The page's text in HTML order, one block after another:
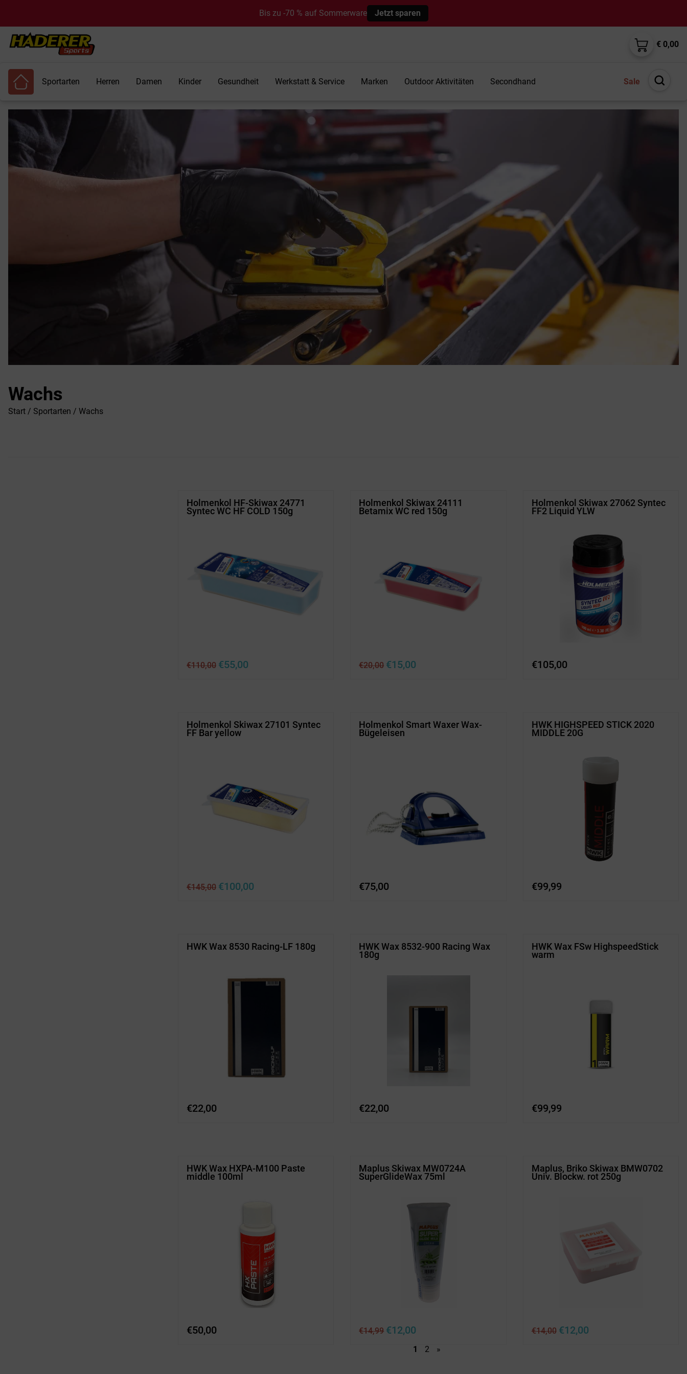
Bis zu -70 % auf Sommerware Jetzt sparen
€ 0,00
Sportarten Herren Damen Kinder Gesundheit Werkstatt & Service Marken Outdoor Aktivitäten Secondhand Sale
Suche
Wachs
Start / Sportarten / Wachs
Holmenkol HF-Skiwax 24771
Syntec WC HF COLD 150g
€110,00 Ursprünglicher
Preis
€55,00
Holmenkol Skiwax 24111
Betamix WC red 150g
€20,00 Ursprünglicher
Preis
€15,00
Holmenkol Skiwax 27062 Syntec
FF2 Liquid YLW
€105,00
Holmenkol Skiwax 27101 Syntec
FF Bar yellow
€145,00 Ursprünglicher
€100,00
Holmenkol Smart Waxer Wax-
Bügeleisen
€75,00
HWK HIGHSPEED STICK 2020
MIDDLE 20G
€99,99
HWK Wax 8530 Racing-LF 180g
€22,00
HWK Wax 8532-900 Racing Wax
180g
€22,00
HWK Wax FSw HighspeedStick
warm
€99,99
HWK Wax HXPA-M100 Paste
middle 100ml
€50,00
Maplus Skiwax MW0724A
SuperGlideWax 75ml
€14,99 Ursprünglicher
Preis
€12,00
ist:
Maplus, Briko Skiwax BMW0702
Univ. Blockw. rot 250g
€14,00 Ursprünglicher
Preis
€12,00Aktueller
1 2 »